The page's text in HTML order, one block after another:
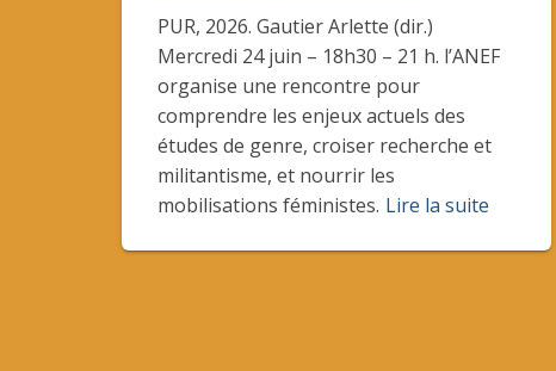
PUR, 2026. Gautier Arlette (dir.)
Mercredi 24 juin – 18h30 – 21 h. l’ANEF
organise une rencontre pour
comprendre les enjeux actuels des
études de genre, croiser recherche et
militantisme, et nourrir les
mobilisations féministes. Lire la suite